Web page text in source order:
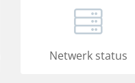
Netwerk status